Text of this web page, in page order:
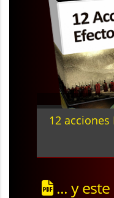
12
... y este